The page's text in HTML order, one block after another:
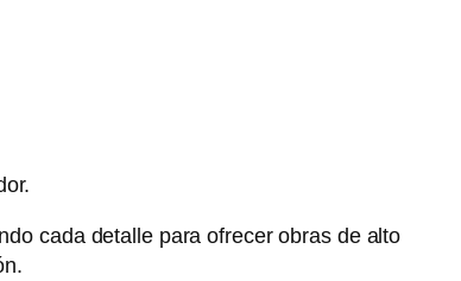
cada detalle para ofrecer obras de alto